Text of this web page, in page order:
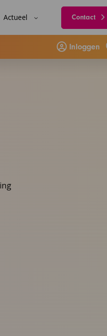
Actueel Contact
Inloggen